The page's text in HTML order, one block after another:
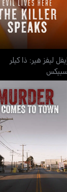
ليفز هير: ذا كيلر
سبيكس
ميردر كامز تو تاون